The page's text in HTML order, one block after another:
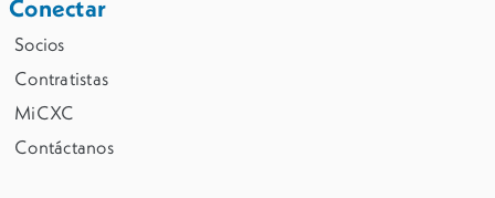
Conectar
Socios
Contratistas
MiCXC
Contáctanos